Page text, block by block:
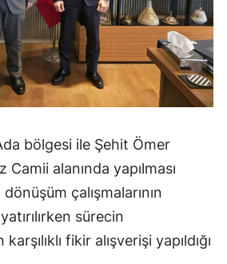
Kütahya
Malatya
Manisa
Kahramanmaraş
Mardin
Muğla
Muş
Nevşehir
bölgesi ile Şehit Ömer
alanında yapılması
çalışmalarının
sürecin
karşılıklı fikir alışverişi yapıldığı